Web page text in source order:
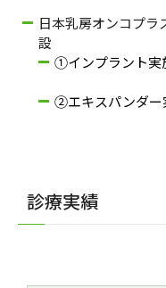
日本乳房オンコプラ
設
①インプラント実
②エキスパンダー
診療実績